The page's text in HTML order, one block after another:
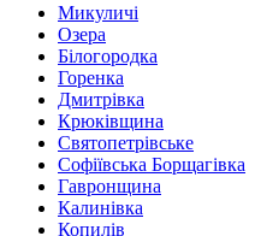
Микуличі
Озера
Білогородка
Горенка
Дмитрівка
Крюківщина
Святопетрівське
Софіївська Борщагівка
Гавронщина
Калинівка
Копилів